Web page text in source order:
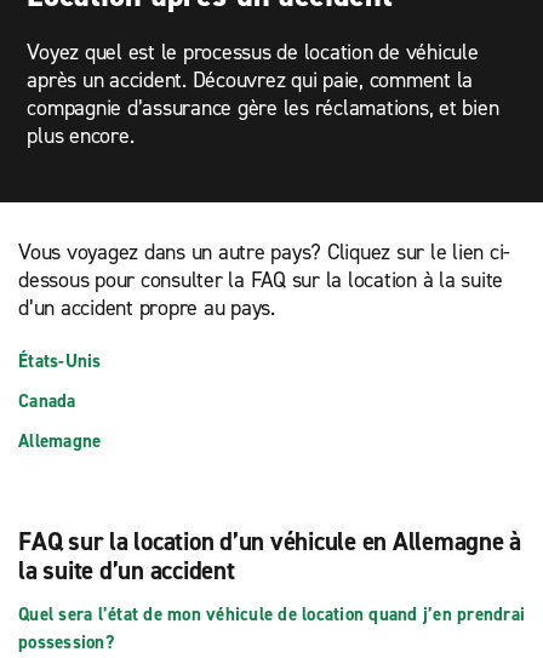
Voyez quel est le processus de location de véhicule
après un accident. Découvrez qui paie, comment la
compagnie d’assurance gère les réclamations, et bien
plus encore.
Vous voyagez dans un autre pays? Cliquez sur le lien ci-
dessous pour consulter la FAQ sur la location à la suite
d’un accident propre au pays.
États-Unis
Canada
Allemagne
FAQ sur la location d’un véhicule en Allemagne à
la suite d’un accident
Quel sera l’état de mon véhicule de location quand j’en prendrai
possession?